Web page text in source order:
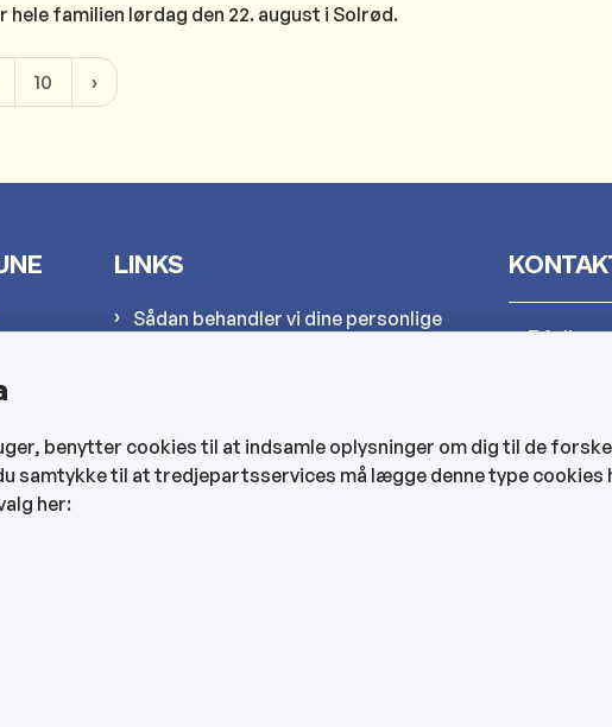
familien lørdag den 22. august i Solrød.
10
LINKS
Sådan behandler vi dine personlige
CVR og bankoplysninger
benytter cookies til at indsamle oplysninger om dig til de
samtykke til at tredjepartsservices må lægge denne type cookies
her: